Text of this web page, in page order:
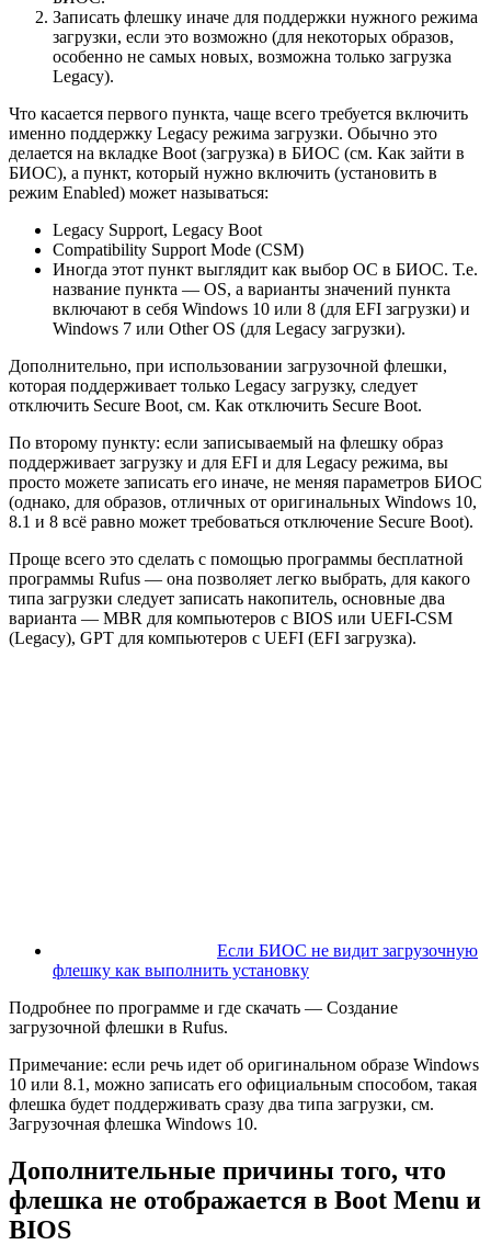
Записать флешку иначе для поддержки нужного режима
загрузки, если это возможно (для некоторых образов,
особенно не самых новых, возможна только загрузка
Legacy).
Что касается первого пункта, чаще всего требуется включить
именно поддержку Legacy режима загрузки. Обычно это
делается на вкладке Boot (загрузка) в БИОС (см. Как зайти в
БИОС), а пункт, который нужно включить (установить в
режим Enabled) может называться:
Legacy Support, Legacy Boot
Compatibility Support Mode (CSM)
Иногда этот пункт выглядит как выбор ОС в БИОС. Т.е.
название пункта — OS, а варианты значений пункта
включают в себя Windows 10 или 8 (для EFI загрузки) и
Windows 7 или Other OS (для Legacy загрузки).
Дополнительно, при использовании загрузочной флешки,
которая поддерживает только Legacy загрузку, следует
отключить Secure Boot, см. Как отключить Secure Boot.
По второму пункту: если записываемый на флешку образ
поддерживает загрузку и для EFI и для Legacy режима, вы
просто можете записать его иначе, не меняя параметров БИОС
(однако, для образов, отличных от оригинальных Windows 10,
8.1 и 8 всё равно может требоваться отключение Secure Boot).
Проще всего это сделать с помощью программы бесплатной
программы Rufus — она позволяет легко выбрать, для какого
типа загрузки следует записать накопитель, основные два
варианта — MBR для компьютеров с BIOS или UEFI-CSM
(Legacy), GPT для компьютеров с UEFI (EFI загрузка).
Если БИОС не видит загрузочную
флешку как выполнить установку
Подробнее по программе и где скачать — Создание
загрузочной флешки в Rufus.
Примечание: если речь идет об оригинальном образе Windows
10 или 8.1, можно записать его официальным способом, такая
флешка будет поддерживать сразу два типа загрузки, см.
Загрузочная флешка Windows 10.
Дополнительные причины того, что
флешка не отображается в Boot Menu и
BIOS